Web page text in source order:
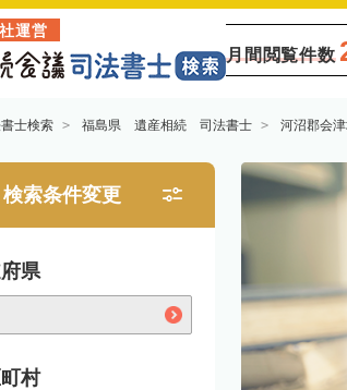
運営
月間閲覧件数
士検索 福島県 遺産相続 司法書士 河沼郡会
検索条件変更
県
村